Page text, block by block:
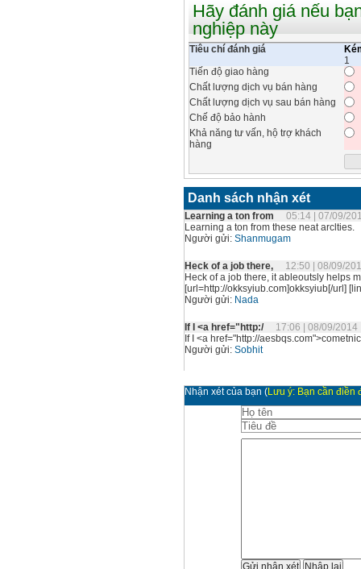
Hãy đánh giá nếu
nghiệp này
Tiêu chí đánh giá
1
Tiến độ giao hàng
Chất lượng dịch vụ bán hàng
Chất lượng dịch vụ sau bán hàng
Chế độ bảo hành
Khả năng tư vấn, hộ trợ khách
hàng
Danh sách nhận xét
Learning a ton from 05:14 | 07/09/
Learning a ton from these neat arclties.
Người gửi: Shanmugam
Heck of a job there, 12:50 | 08/09/
Heck of a job there, it ableoutsly helps
[url=http://okksyiub.com]okksyiub[/url]
Người gửi: Nada
If I <a href="http:/ 17:06 | 08/09/2014
If I <a href="http://
Người gửi: Sobhit
I thank you humbly for shnirag your
[url=http://nvdncf.com]nvdncf[/url]
Lisa
Wow! Talk about a po11:09 | 10/09/
Nhận xét của bạn (Lưu ý: Bạn cần điền